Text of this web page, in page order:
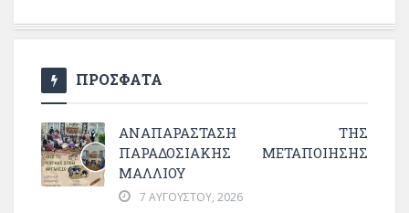
ΠΡΟΣΦΑΤΑ
ΑΝΑΠΑΡΆΣΤΑΣΗ ΤΗΣ
ΠΑΡΑΔΟΣΙΑΚΉΣ ΜΕΤΑΠΟΊΗΣΗΣ
ΜΑΛΛΙΟΎ
7 ΑΥΓΟΎΣΤΟΥ, 2026